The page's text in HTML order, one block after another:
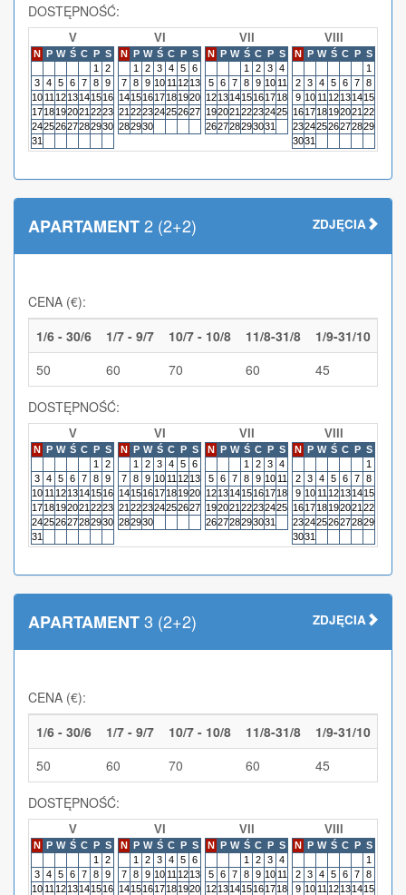
DOSTĘPNOŚĆ:
V
N P W Ś C P S
1
2
3 4 5 6 7 8 9
10 11 1213141516
1718192021 2223
24252627282930
31
VI
N P W Ś C P S
1
2 3 4 5 6
7 8 9 10 11 1213
14151617181920
21 222324252627
282930
VII
N P W Ś C P S
1
2 3 4
5 6 7 8 9 10 11
12131415161718
192021 22232425
262728293031
VIII
N P W Ś C P S
1
2 3 4 5 6 7 8
9 10 11 12131415
161718192021 22
23242526272829
3031
APARTAMENT2 (2+2) ZDJĘCIA
CENA (€):
1/6 - 30/6
1/7 - 9/7 10/7 - 10/8 11/8-31/8
1/9-31/10
50
60 70 60 45
DOSTĘPNOŚĆ:
V
N P W Ś C P S
1
2
3 4 5 6 7 8 9
10 11 1213141516
1718192021 2223
24252627282930
31
VI
N P W Ś C P S
1
2 3 4 5 6
7 8 9 10 11 1213
14151617181920
21 222324252627
282930
VII
N P W Ś C P S
1
2 3 4
5 6 7 8 9 10 11
12131415161718
192021 22232425
262728293031
VIII
N P W Ś C P S
1
2 3 4 5 6 7 8
9 10 11 12131415
161718192021 22
23242526272829
3031
APARTAMENT3 (2+2) ZDJĘCIA
CENA (€):
1/6 - 30/6
1/7 - 9/7 10/7 - 10/8 11/8-31/8
1/9-31/10
50
60 70 60 45
DOSTĘPNOŚĆ:
V
N P W Ś C P S
1
2
3 4 5 6 7 8 9
10 11 1213141516
VI
N P W Ś C P S
1
2 3 4 5 6
7 8 9 10 11 1213
14151617181920
VII
N P W Ś C P S
1
2 3 4
5 6 7 8 9 10 11
12131415161718
VIII
N P W Ś C P S
1
2 3 4 5 6 7 8
9 10 11 12131415